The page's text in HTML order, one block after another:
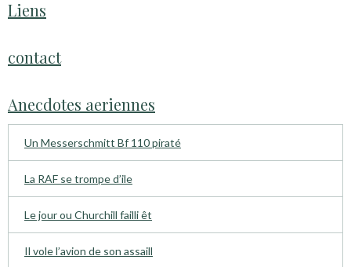
Liens
contact
Anecdotes aeriennes
Un Messerschmitt Bf 110 piraté
La RAF se trompe d’ile
Le jour ou Churchill failli êt
Il vole l’avion de son assaill